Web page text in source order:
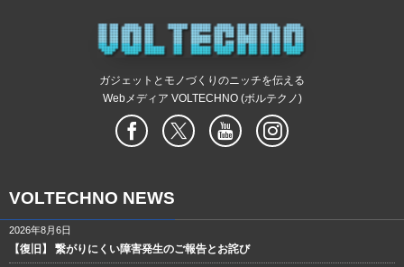
ガジェットとモノづくりのニッチを伝える
Webメディア VOLTECHNO (ボルテクノ)
VOLTECHNO NEWS
2026年8月6日
【復旧】 繋がりにくい障害発生のご報告とお詫び